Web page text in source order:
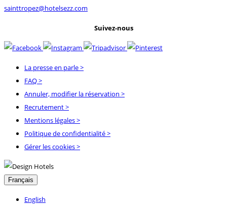
sainttropez@hotelsezz.com
Suivez-nous
La presse en parle>
FAQ>
Annuler, modifier la réservation >
Recrutement>
Mentions légales>
Politique de confidentialité>
Gérer les cookies >
Français
English